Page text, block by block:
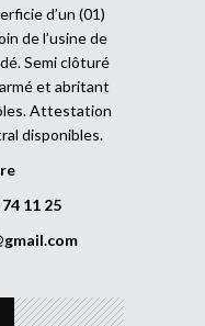
d’un (01)
de l’usine de
Semi clôturé
et abritant
Attestation
disponibles.
11 25